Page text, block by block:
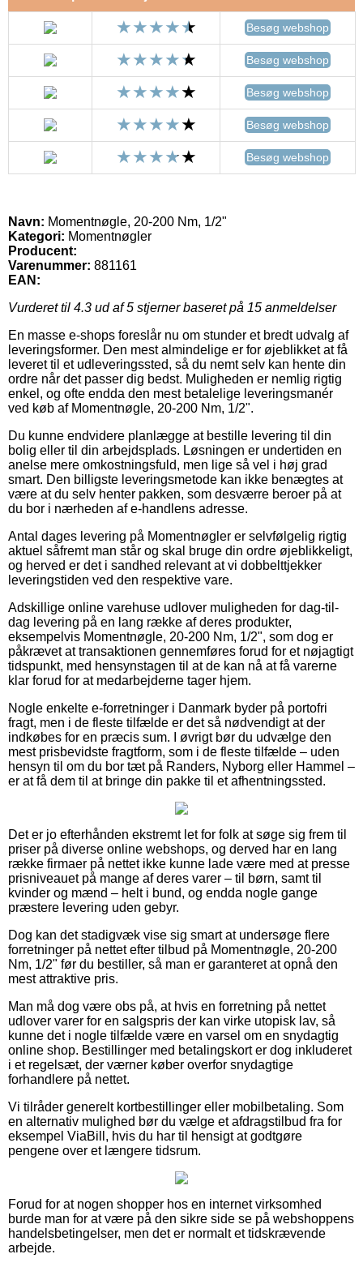
Besøg webshop
Besøg webshop
Besøg webshop
Besøg webshop
Besøg webshop
Navn: Momentnøgle, 20-200 Nm, 1/2"
Kategori: Momentnøgler
Producent:
Varenummer: 881161
EAN:
Vurderet til 4.3 ud af 5 stjerner baseret på 15 anmeldelser
En masse e-shops foreslår nu om stunder et bredt udvalg af
leveringsformer. Den mest almindelige er for øjeblikket at få
leveret til et udleveringssted, så du nemt selv kan hente din
ordre når det passer dig bedst. Muligheden er nemlig rigtig
enkel, og ofte endda den mest betalelige leveringsmanér
ved køb af Momentnøgle, 20-200 Nm, 1/2".
Du kunne endvidere planlægge at bestille levering til din
bolig eller til din arbejdsplads. Løsningen er undertiden en
anelse mere omkostningsfuld, men lige så vel i høj grad
smart. Den billigste leveringsmetode kan ikke benægtes at
være at du selv henter pakken, som desværre beroer på at
du bor i nærheden af e-handlens adresse.
Antal dages levering på Momentnøgler er selvfølgelig rigtig
aktuel såfremt man står og skal bruge din ordre øjeblikkeligt,
og herved er det i sandhed relevant at vi dobbelttjekker
leveringstiden ved den respektive vare.
Adskillige online varehuse udlover muligheden for dag-til-
dag levering på en lang række af deres produkter,
eksempelvis Momentnøgle, 20-200 Nm, 1/2", som dog er
påkrævet at transaktionen gennemføres forud for et nøjagtigt
tidspunkt, med hensynstagen til at de kan nå at få varerne
klar forud for at medarbejderne tager hjem.
Nogle enkelte e-forretninger i Danmark byder på portofri
fragt, men i de fleste tilfælde er det så nødvendigt at der
indkøbes for en præcis sum. I øvrigt bør du udvælge den
mest prisbevidste fragtform, som i de fleste tilfælde – uden
hensyn til om du bor tæt på Randers, Nyborg eller Hammel –
er at få dem til at bringe din pakke til et afhentningssted.
Det er jo efterhånden ekstremt let for folk at søge sig frem til
priser på diverse online webshops, og derved har en lang
række firmaer på nettet ikke kunne lade være med at presse
prisniveauet på mange af deres varer – til børn, samt til
kvinder og mænd – helt i bund, og endda nogle gange
præstere levering uden gebyr.
Dog kan det stadigvæk vise sig smart at undersøge flere
forretninger på nettet efter tilbud på Momentnøgle, 20-200
Nm, 1/2" før du bestiller, så man er garanteret at opnå den
mest attraktive pris.
Man må dog være obs på, at hvis en forretning på nettet
udlover varer for en salgspris der kan virke utopisk lav, så
kunne det i nogle tilfælde være en varsel om en snydagtig
online shop. Bestillinger med betalingskort er dog inkluderet
i et regelsæt, der værner køber overfor snydagtige
forhandlere på nettet.
Vi tilråder generelt kortbestillinger eller mobilbetaling. Som
en alternativ mulighed bør du vælge et afdragstilbud fra for
eksempel ViaBill, hvis du har til hensigt at godtgøre
pengene over et længere tidsrum.
Forud for at nogen shopper hos en internet virksomhed
burde man for at være på den sikre side se på webshoppens
handelsbetingelser, men det er normalt et tidskrævende
arbejde.